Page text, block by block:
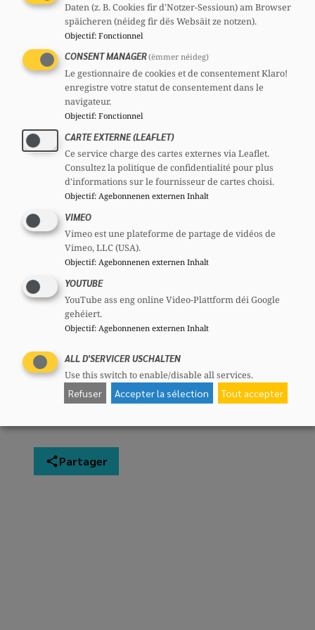
des personnes suivantes :
Basile DELL Justine ROOSE
Echevin
Partager
Daten (z. B. Cookies fir d'Notzer-Sessioun) am Browser
späicheren (néideg fir dës Websäit ze notzen).
Objectif: Fonctionnel
CONSENT MANAGER(ëmmer néideg)
Le gestionnaire de cookies et de consentement Klaro!
enregistre votre statut de consentement dans le
navigateur.
Objectif: Fonctionnel
CARTE EXTERNE (LEAFLET)
Ce service charge des cartes externes via Leaflet.
Consultez la politique de confidentialité pour plus
d'informations sur le fournisseur de cartes choisi.
Objectif: Agebonnenen externen Inhalt
VIMEO
Vimeo est une plateforme de partage de vidéos de
Vimeo, LLC (USA).
Objectif: Agebonnenen externen Inhalt
YOUTUBE
YouTube ass eng online Video-Plattform déi Google
gehéiert.
Objectif: Agebonnenen externen Inhalt
ALL D'SERVICER USCHALTEN
Use this switch to enable/disable all services.
Refuser Accepter la sélection Tout accepter